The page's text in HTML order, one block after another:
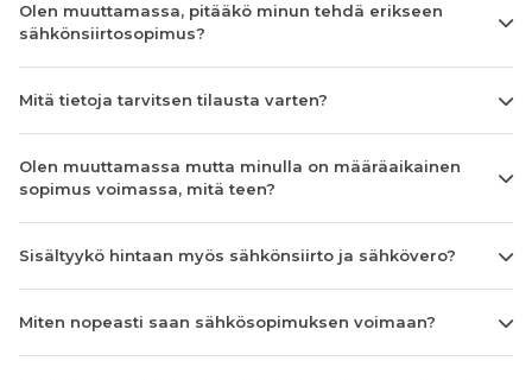
Olen muuttamassa, pitääkö minun tehdä erikseen
sähkönsiirtosopimus?
Mitä tietoja tarvitsen tilausta varten?
Olen muuttamassa mutta minulla on määräaikainen
sopimus voimassa, mitä teen?
Sisältyykö hintaan myös sähkönsiirto ja sähkövero?
Miten nopeasti saan sähkösopimuksen voimaan?